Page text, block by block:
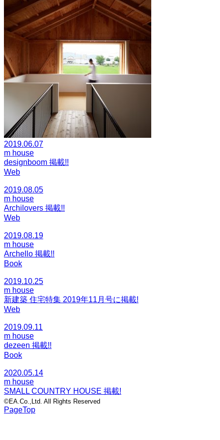
2019.06.07
m house
designboom 掲載!!
Web
2019.08.05
m house
Archilovers 掲載!!
Web
2019.08.19
m house
Archello 掲載!!
Book
2019.10.25
m house
新建築 住宅特集 2019年11月号に掲載!
Web
2019.09.11
m house
dezeen 掲載!!
Book
2020.05.14
m house
SMALL COUNTRY HOUSE 掲載!
©EA.Co.,Ltd. All Rights Reserved
PageTop